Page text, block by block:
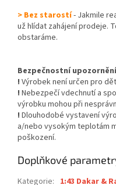
> Bez starostí- Jakmile
už hlídat zahájení prodeje.
obstaráme.
Bezpečnostní upozornění
! Výrobek není určen pro
! Nebezpečí vdechnutí a
výrobku mohou při
! Dlouhodobé vystavení
a/nebo vysokým teplotám
poškození.
Doplňkové
Kategorie: 1:43 Dakar &